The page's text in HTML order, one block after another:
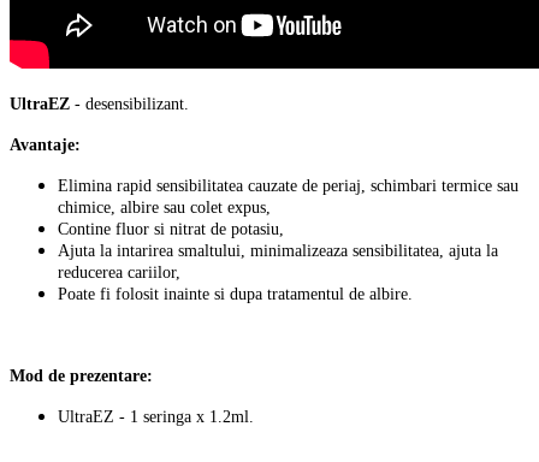
UltraEZ - desensibilizant.
Avantaje:
Elimina rapid sensibilitatea cauzate de periaj, schimbari termice sau
chimice, albire sau colet expus,
Contine fluor si nitrat de potasiu,
Ajuta la intarirea smaltului, minimalizeaza sensibilitatea, ajuta la
reducerea cariilor,
Poate fi folosit inainte si dupa tratamentul de albire.
Mod de prezentare:
UltraEZ - 1 seringa x 1.2ml.